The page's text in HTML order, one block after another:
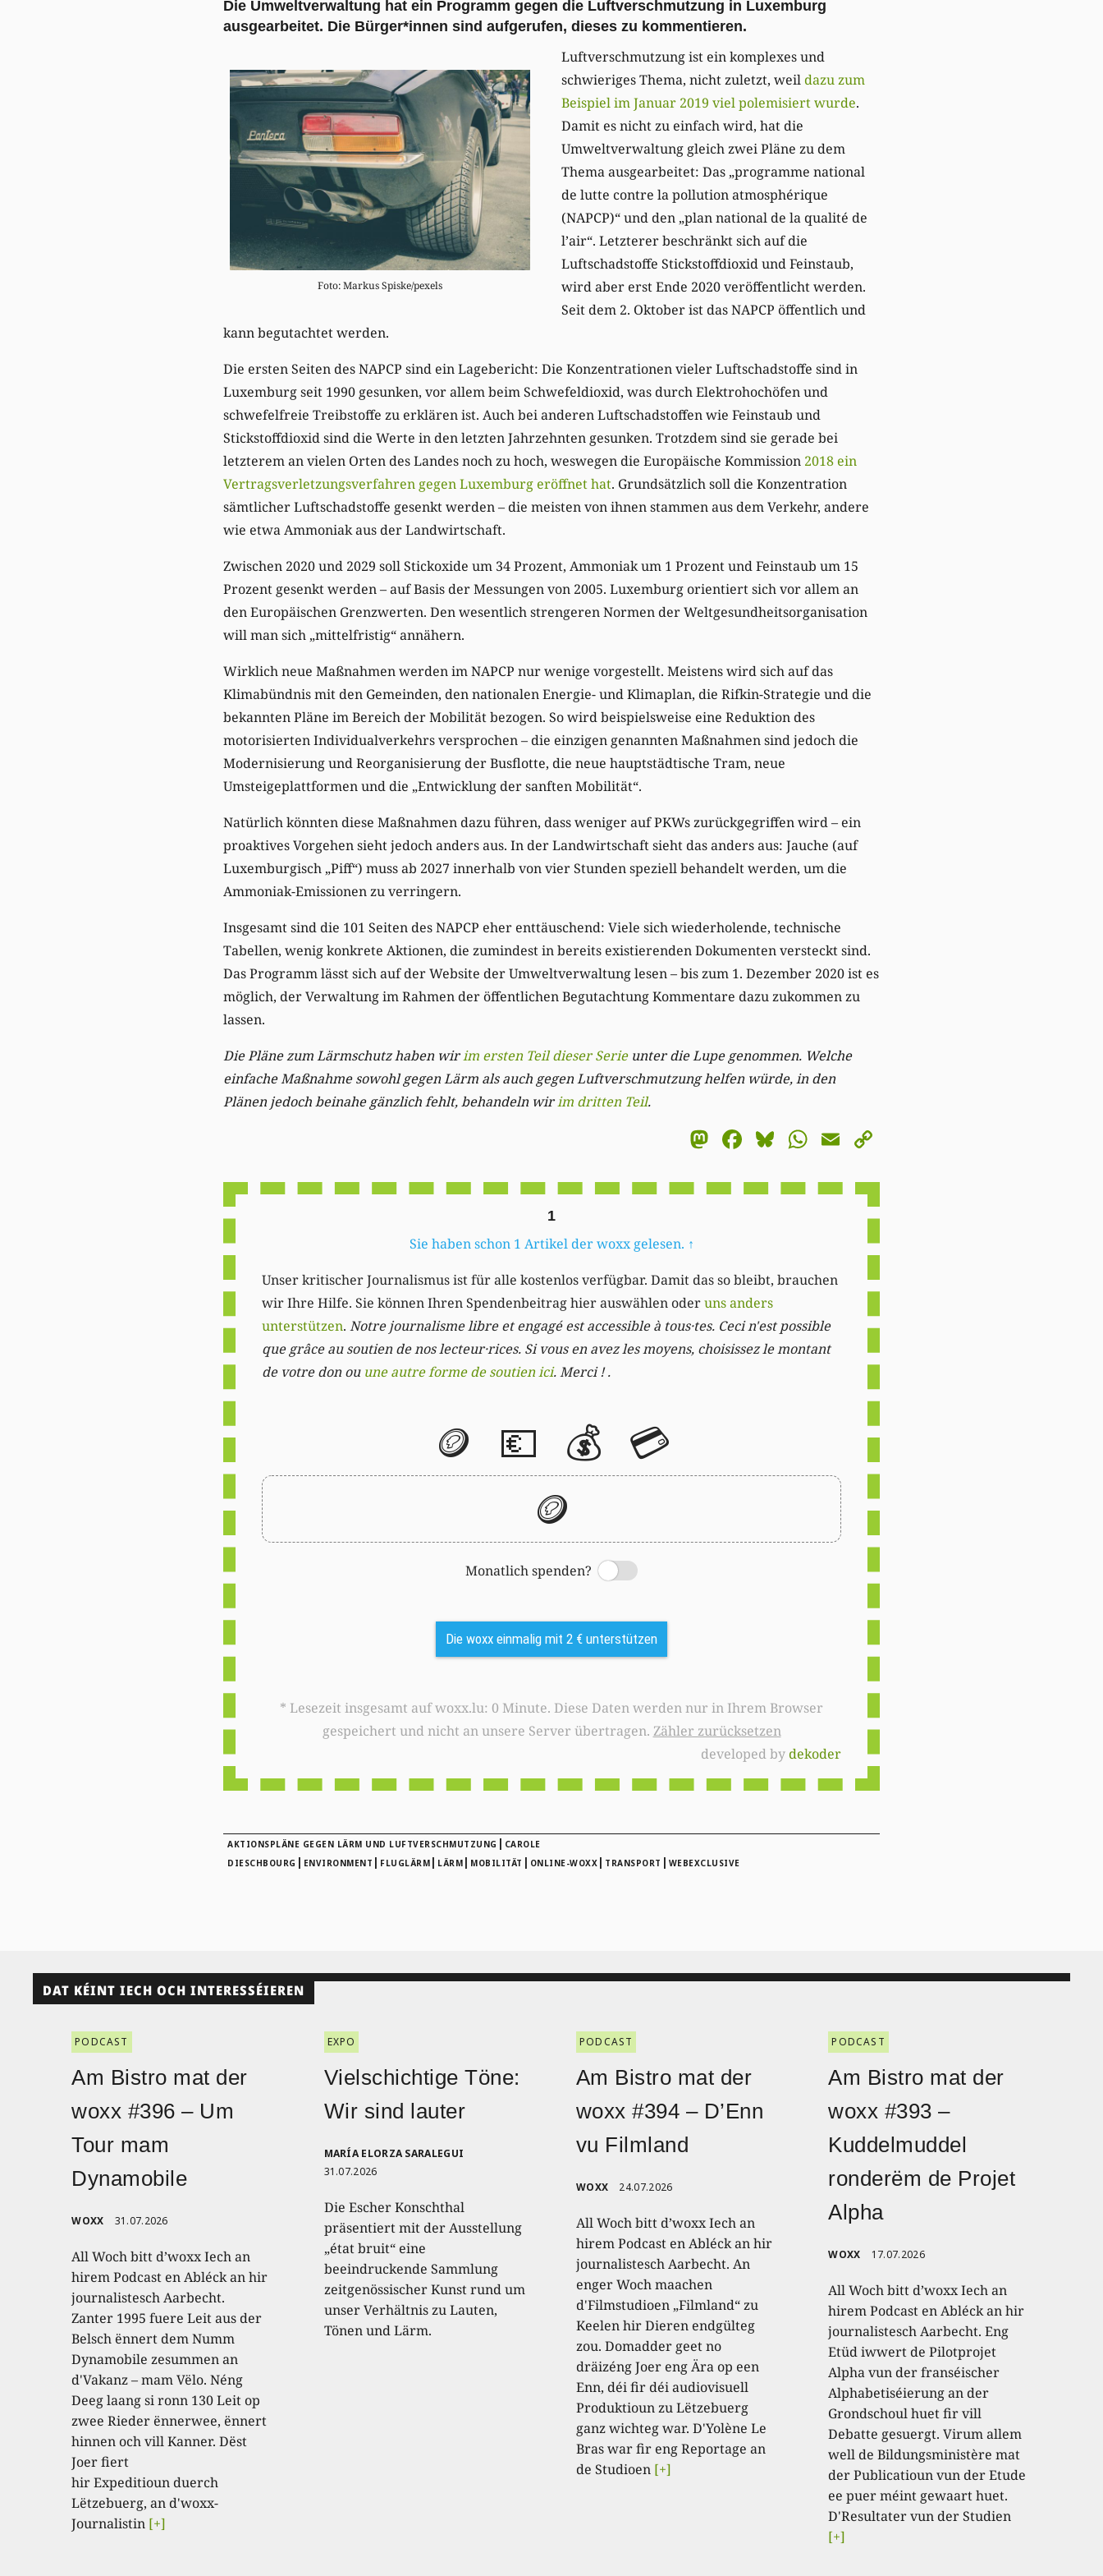
Die Umweltverwaltung hat ein Programm gegen die Luftverschmutzung in Luxemburg
ausgearbeitet. Die Bürger*innen sind aufgerufen, dieses zu kommentieren.
Foto: Markus Spiske/pexels
Luftverschmutzung ist ein komplexes und
schwieriges Thema, nicht zuletzt, weildazu zum
Beispiel im Januar 2019 viel polemisiert wurde.
Damit es nicht zu einfach wird, hat die
Umweltverwaltung gleich zwei Pläne zu dem
Thema ausgearbeitet: Das „programme national
de lutte contre la pollution atmosphérique
(NAPCP)“ und den „plan national de la qualité de
l’air“. Letzterer beschränkt sich auf die
Luftschadstoffe Stickstoffdioxid und Feinstaub,
wird aber erst Ende 2020 veröffentlicht werden.
Seit dem 2. Oktober ist das NAPCP öffentlich und
kann begutachtet werden.
Die ersten Seiten des NAPCP sind ein Lagebericht: Die Konzentrationen vieler Luftschadstoffe sind in
Luxemburg seit 1990 gesunken, vor allem beim Schwefeldioxid, was durch Elektrohochöfen und
schwefelfreie Treibstoffe zu erklären ist. Auch bei anderen Luftschadstoffen wie Feinstaub und
Stickstoffdioxid sind die Werte in den letzten Jahrzehnten gesunken. Trotzdem sind sie gerade bei
letzterem an vielen Orten des Landes noch zu hoch, weswegen die Europäische Kommission 2018 ein
Vertragsverletzungsverfahren gegen Luxemburg eröffnet hat. Grundsätzlich soll die Konzentration
sämtlicher Luftschadstoffe gesenkt werden – die meisten von ihnen stammen aus dem Verkehr, andere
wie etwa Ammoniak aus der Landwirtschaft.
Zwischen 2020 und 2029 soll Stickoxide um 34 Prozent, Ammoniak um 1 Prozent und Feinstaub um 15
Prozent gesenkt werden – auf Basis der Messungen von 2005. Luxemburg orientiert sich vor allem an
den Europäischen Grenzwerten. Den wesentlich strengeren Normen der Weltgesundheitsorganisation
will man sich „mittelfristig“ annähern.
Wirklich neue Maßnahmen werden im NAPCP nur wenige vorgestellt. Meistens wird sich auf das
Klimabündnis mit den Gemeinden, den nationalen Energie- und Klimaplan, die Rifkin-Strategie und die
bekannten Pläne im Bereich der Mobilität bezogen. So wird beispielsweise eine Reduktion des
motorisierten Individualverkehrs versprochen – die einzigen genannten Maßnahmen sind jedoch die
Modernisierung und Reorganisierung der Busflotte, die neue hauptstädtische Tram, neue
Umsteigeplattformen und die „Entwicklung der sanften Mobilität“.
Natürlich könnten diese Maßnahmen dazu führen, dass weniger auf PKWs zurückgegriffen wird – ein
proaktives Vorgehen sieht jedoch anders aus. In der Landwirtschaft sieht das anders aus: Jauche (auf
Luxemburgisch „Piff“) muss ab 2027 innerhalb von vier Stunden speziell behandelt werden, um die
Ammoniak-Emissionen zu verringern.
Insgesamt sind die 101 Seiten des NAPCP eher enttäuschend: Viele sich wiederholende, technische
Tabellen, wenig konkrete Aktionen, die zumindest in bereits existierenden Dokumenten versteckt sind.
Das Programm lässt sich auf der Website der Umweltverwaltung lesen – bis zum 1. Dezember 2020 ist es
möglich, der Verwaltung im Rahmen der öffentlichen Begutachtung Kommentare dazu zukommen zu
lassen.
Die Pläne zum Lärmschutz haben wirim ersten Teil dieser Serieunter die Lupe genommen. Welche
einfache Maßnahme sowohl gegen Lärm als auch gegen Luftverschmutzung helfen würde, in den
Plänen jedoch beinahe gänzlich fehlt, behandeln wirim dritten Teil.
Mastodon
Facebook
Bluesky
WhatsApp
Email
1
Sie haben schon 1 Artikel der woxx gelesen. ↑
Unser kritischer Journalismus ist für alle kostenlos verfügbar. Damit das so bleibt, brauchen
wir Ihre Hilfe. Sie können Ihren Spendenbeitrag hier auswählen oderuns anders
unterstützen. Notre journalisme libre et engagé est accessible à tous·tes. Ceci n'est possible
que grâce au soutien de nos lecteur·rices. Si vous en avez les moyens, choisissez le montant
de votre don ou une autre forme de soutien ici. Merci ! .
🪙 💶 💰 💳
🪙
Monatlich spenden?
Switch
Die woxx einmalig mit 2 € unterstützen
* Lesezeit insgesamt auf woxx.lu: 0 Minute. Diese Daten werden nur in Ihrem Browser
gespeichert und nicht an unsere Server übertragen. Zähler zurücksetzen
developed bydekoder
AKTIONSPLÄNE GEGEN LÄRM UND LUFTVERSCHMUTZUNG | CAROLE
DIESCHBOURG | ENVIRONMENT | FLUGLÄRM | LÄRM | MOBILITÄT | ONLINE-WOXX | TRANSPORT | WEBEXCLUSIVE
DAT KÉINT IECH OCH INTERESSÉIEREN
PODCAST
Am Bistro mat der
woxx #396 – Um
Tour mam
Dynamobile
WOXX 31.07.2026
All Woch bitt d’woxx Iech an
hirem Podcast en Abléck an hir
journalistesch Aarbecht.
Zanter 1995 fuere Leit aus der
Belsch ënnert dem Numm
Dynamobile zesummen an
d'Vakanz – mam Vëlo. Néng
Deeg laang si ronn 130 Leit op
zwee Rieder ënnerwee, ënnert
hinnen och vill Kanner. Dëst
Joer fiert
hir Expeditioun duerch
Lëtzebuerg, an d'woxx-
Journalistin [+]
EXPO
Vielschichtige Töne:
Wir sind lauter
MARÍA ELORZA SARALEGUI
31.07.2026
Die Escher Konschthal
präsentiert mit der Ausstellung
„état bruit“ eine
beeindruckende Sammlung
zeitgenössischer Kunst rund um
unser Verhältnis zu Lauten,
Tönen und Lärm.
PODCAST
Am Bistro mat der
woxx #394 – D’Enn
vu Filmland
WOXX 24.07.2026
All Woch bitt d’woxx Iech an
hirem Podcast en Abléck an hir
journalistesch Aarbecht. An
enger Woch maachen
d'Filmstudioen „Filmland“ zu
Keelen hir Dieren endgülteg
zou. Domadder geet no
dräizéng Joer eng Ära op een
Enn, déi fir déi audiovisuell
Produktioun zu Lëtzebuerg
ganz wichteg war. D'Yolène Le
Bras war fir eng Reportage an
de Studioen [+]
PODCAST
Am Bistro mat der
woxx #393 –
Kuddelmuddel
ronderëm de Projet
Alpha
WOXX 17.07.2026
All Woch bitt d’woxx Iech an
hirem Podcast en Abléck an hir
journalistesch Aarbecht. Eng
Etüd iwwert de Pilotprojet
Alpha vun der franséischer
Alphabetiséierung an der
Grondschoul huet fir vill
Debatte gesuergt. Virum allem
well de Bildungsministère mat
der Publicatioun vun der Etude
ee puer méint gewaart huet.
D'Resultater vun der Studien
[+]